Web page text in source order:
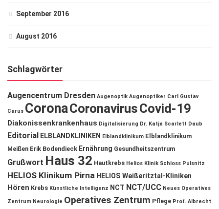
September 2016
August 2016
Schlagwörter
Augencentrum Dresden Augenoptik Augenoptiker Carl Gustav
Carus CoronaCoronavirusCovid-19
Diakonissenkrankenhaus Digitalisierung Dr. Katja Scarlett Daub
Editorial ELBLANDKLINIKEN Elblandklinikum Elblandklinikum
Meißen Erik Bodendieck Ernährung Gesundheitszentrum
Grußwort Haus 32 Hautkrebs Helios Klinik Schloss Pulsnitz
HELIOS Klinikum Pirna HELIOS Weißeritztal-Kliniken
Hören Krebs Künstliche Intelligenz NCT NCT/UCC Neues Operatives
Zentrum Neurologie Operatives Zentrum Pflege Prof. Albrecht